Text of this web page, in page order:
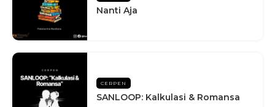
Nanti Aja
CERPEN
SANLOOP: Kalkulasi & Romansa